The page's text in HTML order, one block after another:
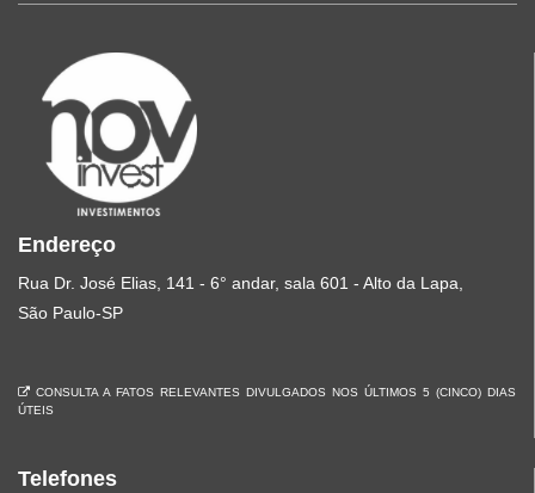
Endereço
Rua Dr. José Elias, 141 - 6° andar, sala 601 - Alto da Lapa,
São Paulo-SP
CONSULTA A FATOS RELEVANTES DIVULGADOS NOS ÚLTIMOS 5 (CINCO) DIAS
ÚTEIS
Telefones